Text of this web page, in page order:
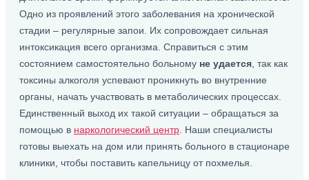
Одно из проявлений этого заболевания на хронической
стадии – регулярные запои. Их сопровождает сильная
интоксикация всего организма. Справиться с этим
состоянием самостоятельно больному не удается , так как
токсины алкоголя успевают проникнуть во внутренние
органы, начать участвовать в метаболических процессах.
Единственный выход их такой ситуации – обращаться за
помощью в наркологический центр . Наши специалисты
готовы выехать на дом или принять больного в стационаре
клиники, чтобы поставить капельницу от похмелья.